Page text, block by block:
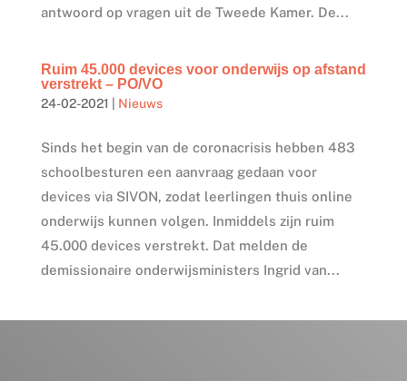
antwoord op vragen uit de Tweede Kamer. De...
Ruim 45.000 devices voor onderwijs op afstand
verstrekt – PO/VO
24-02-2021 Nieuws
Sinds het begin van de coronacrisis hebben 483
schoolbesturen een aanvraag gedaan voor
devices via SIVON, zodat leerlingen thuis online
onderwijs kunnen volgen. Inmiddels zijn ruim
45.000 devices verstrekt. Dat melden de
demissionaire onderwijsministers Ingrid van...